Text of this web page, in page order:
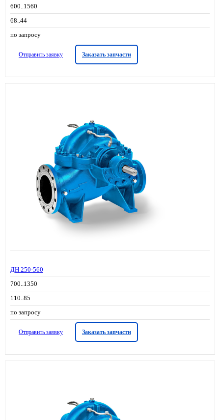
600..1560
68..44
по запросу
Отправить заявку Заказать запчасти
ДН 250-560
700..1350
110..85
по запросу
Отправить заявку Заказать запчасти